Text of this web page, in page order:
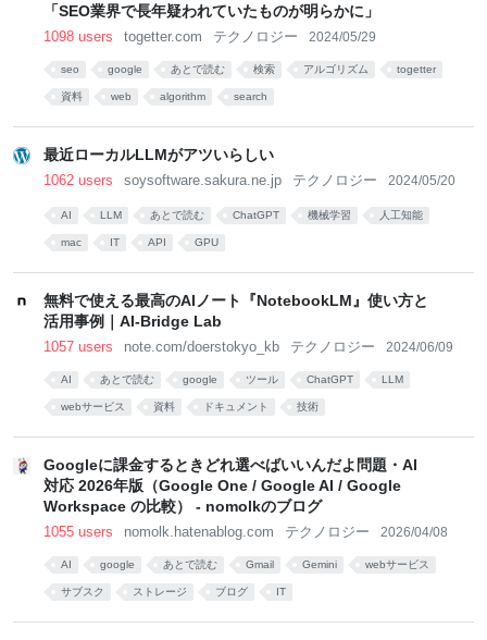
「SEO業界で長年疑われていたものが明らかに」
1098 users togetter.com テクノロジー 2024/05/29
seo google あとで読む 検索 アルゴリズム togetter
資料 web algorithm search
最近ローカルLLMがアツいらしい
1062 users soysoftware.sakura.ne.jp テクノロジー 2024/05/20
AI LLM あとで読む ChatGPT 機械学習 人工知能
mac IT API GPU
無料で使える最高のAIノート『NotebookLM』使い方と
活用事例｜AI-Bridge Lab
1057 users note.com/doerstokyo_kb テクノロジー 2024/06/09
AI あとで読む google ツール ChatGPT LLM
webサービス 資料 ドキュメント 技術
Googleに課金するときどれ選べばいいんだよ問題・AI
対応 2026年版（Google One / Google AI / Google
Workspace の比較） - nomolkのブログ
1055 users nomolk.hatenablog.com テクノロジー 2026/04/08
AI google あとで読む Gmail Gemini webサービス
サブスク ストレージ ブログ IT